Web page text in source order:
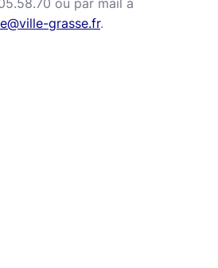
ou par mail à
grasse.fr.